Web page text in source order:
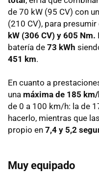
de 70 kW (95 CV) con
(210 CV), para
kW (306 CV) y 605 Nm.
batería de 73 kWh
451 km.
En cuanto a
una máxima de 185
de 0 a 100 km/h: la de
hacerlo, mientras que
propio en 7,4 y 5,2
Muy equipado